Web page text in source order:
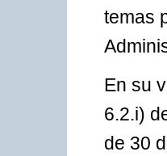
temas
En su
6.2.i)
de 30